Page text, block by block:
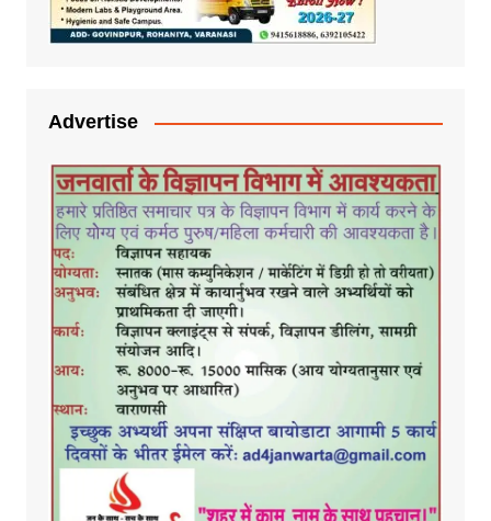
Advertise